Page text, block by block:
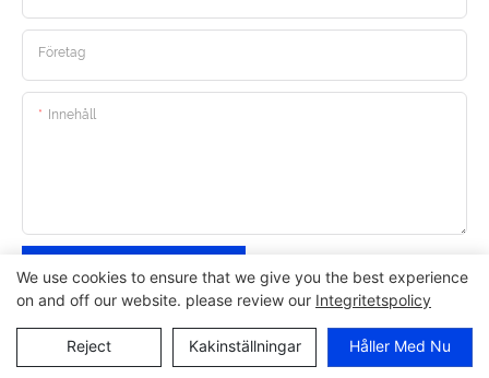
Företag
Innehåll
Skicka Förfrågan Nu
We use cookies to ensure that we give you the best experience
on and off our website. please review our Integritetspolicy
Reject Kakinställningar Håller Med Nu